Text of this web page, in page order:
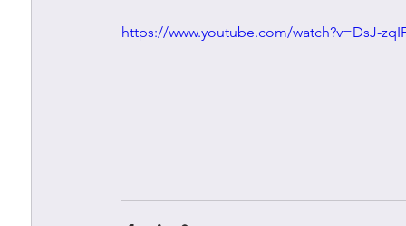
https://www.youtube.com/watch?v=DsJ-